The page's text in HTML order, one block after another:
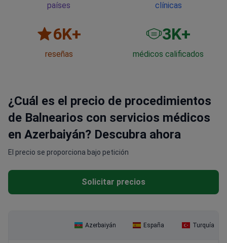
países clínicas
6K+
reseñas
3K+
médicos calificados
¿Cuál es el precio de procedimientos
de Balnearios con servicios médicos
en Azerbaiyán? Descubra ahora
El precio se proporciona bajo petición
Solicitar precios
Azerbaiyán España Turquía